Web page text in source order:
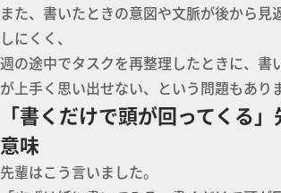
また、書いたときの意図や文脈が後から見
しにくく、
週の途中でタスクを再整理したときに、書
が上手く思い出せない、という問題もあり
「書くだけで頭が回ってくる
意味
先輩はこう言いました。